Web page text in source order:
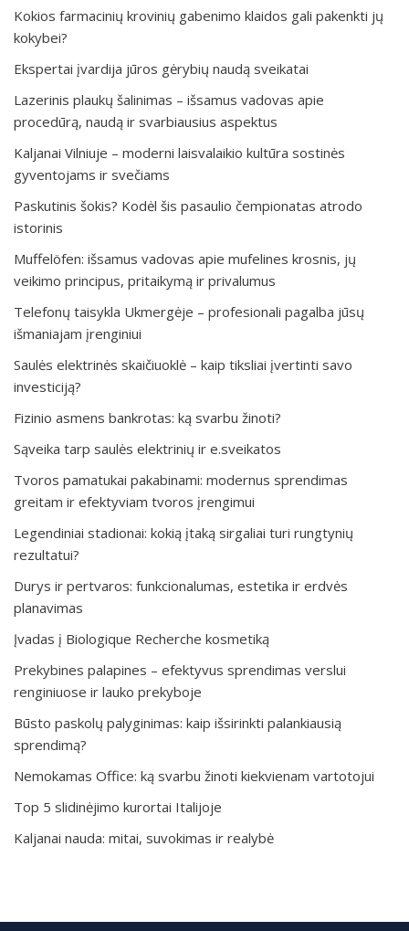
Kokios farmacinių krovinių gabenimo klaidos gali pakenkti jų
kokybei?
Ekspertai įvardija jūros gėrybių naudą sveikatai
Lazerinis plaukų šalinimas – išsamus vadovas apie
procedūrą, naudą ir svarbiausius aspektus
Kaljanai Vilniuje – moderni laisvalaikio kultūra sostinės
gyventojams ir svečiams
Paskutinis šokis? Kodėl šis pasaulio čempionatas atrodo
istorinis
Muffelöfen: išsamus vadovas apie mufelines krosnis, jų
veikimo principus, pritaikymą ir privalumus
Telefonų taisykla Ukmergėje – profesionali pagalba jūsų
išmaniajam įrenginiui
Saulės elektrinės skaičiuoklė – kaip tiksliai įvertinti savo
investiciją?
Fizinio asmens bankrotas: ką svarbu žinoti?
Sąveika tarp saulės elektrinių ir e.sveikatos
Tvoros pamatukai pakabinami: modernus sprendimas
greitam ir efektyviam tvoros įrengimui
Legendiniai stadionai: kokią įtaką sirgaliai turi rungtynių
rezultatui?
Durys ir pertvaros: funkcionalumas, estetika ir erdvės
planavimas
Įvadas į Biologique Recherche kosmetiką
Prekybines palapines – efektyvus sprendimas verslui
renginiuose ir lauko prekyboje
Būsto paskolų palyginimas: kaip išsirinkti palankiausią
sprendimą?
Nemokamas Office: ką svarbu žinoti kiekvienam vartotojui
Top 5 slidinėjimo kurortai Italijoje
Kaljanai nauda: mitai, suvokimas ir realybė